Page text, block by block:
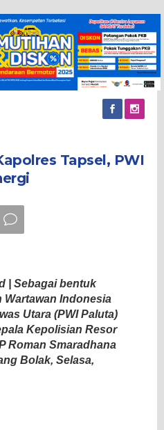
Tapsel, PWI
| Sebagai bentuk
Indonesia
Utara (PWI Paluta)
Kepolisian Resor
Roman Smaradhana
Bolak, Selasa,